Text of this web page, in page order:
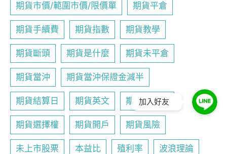
期貨市價/範圍市價/限價單 期貨平倉
期貨手續費 期貨指數 期貨教學
期貨斷頭 期貨是什麼 期貨未平倉
期貨當沖 期貨當沖保證金減半
期貨結算日 期貨英文 期貨行事曆
期貨選擇權 期貨開戶 期貨風險
未上市股票 本益比 殖利率 波浪理論
加入好友